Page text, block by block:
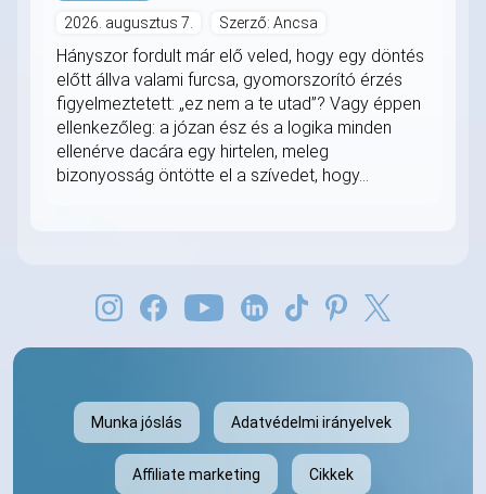
2026. augusztus 7. Szerző: Ancsa
Hányszor fordult már elő veled, hogy egy döntés
előtt állva valami furcsa, gyomorszorító érzés
figyelmeztetett: „ez nem a te utad”? Vagy éppen
ellenkezőleg: a józan ész és a logika minden
ellenérve dacára egy hirtelen, meleg
bizonyosság öntötte el a szívedet, hogy...
Munka jóslás Adatvédelmi irányelvek
Affiliate marketing Cikkek